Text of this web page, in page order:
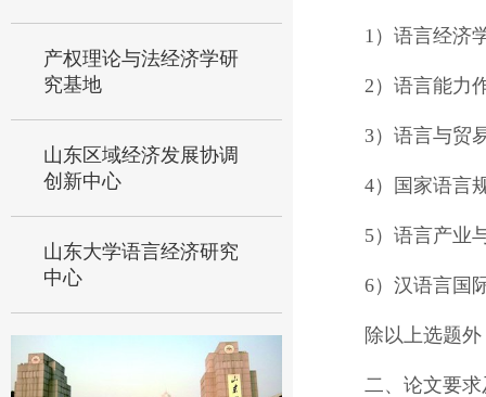
产权理论与法经济学研
究基地
山东区域经济发展协调
创新中心
山东大学语言经济研究
中心
1）语言经济
2）语言能力
3）语言与贸
4）国家语言
5）语言产业
6）汉语言国
除以上选题
二、论文要